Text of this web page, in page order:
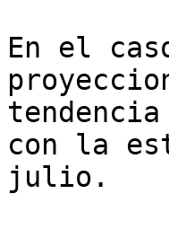
En el
con la
julio.